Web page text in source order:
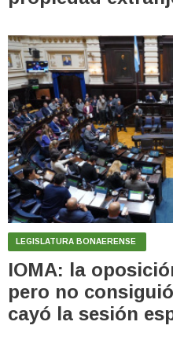
LEGISLATURA BONAERENSE
IOMA: la
pero no
cayó la sesión